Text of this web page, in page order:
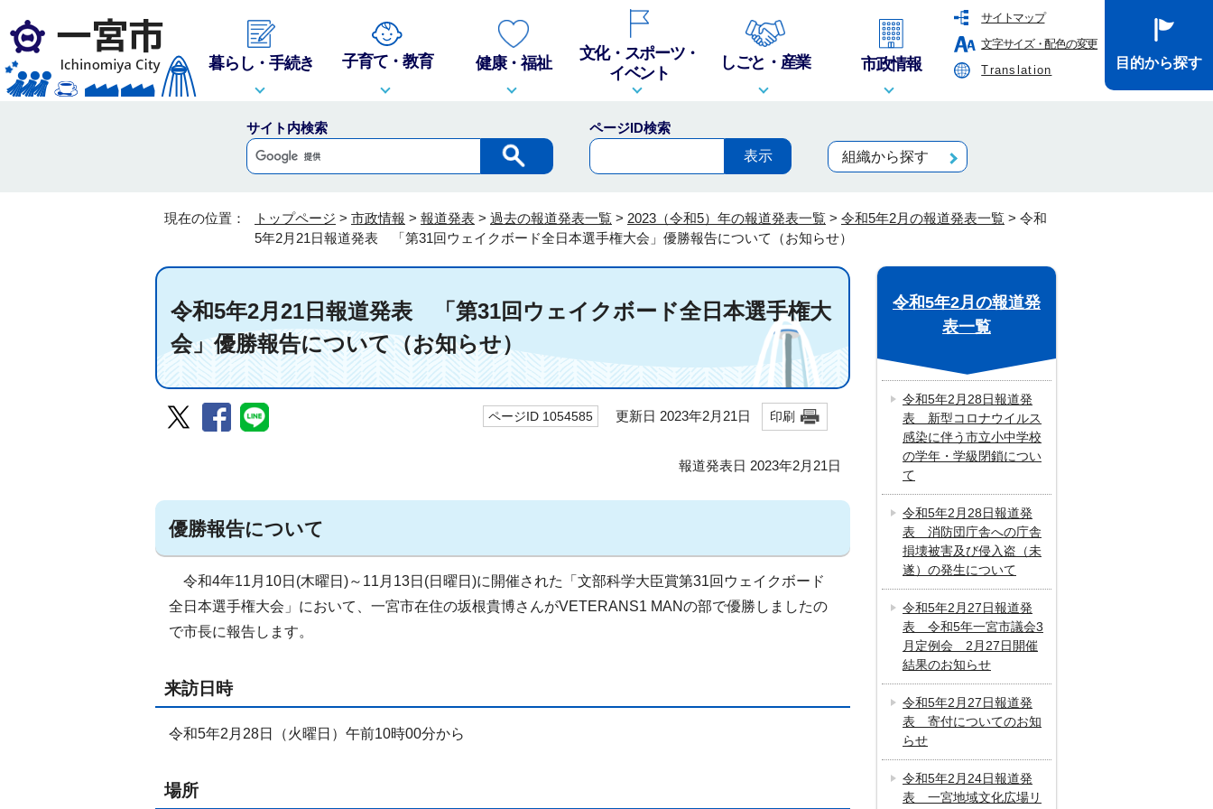
サイトマップ
文字サイズ・配色の変更
Translation
暮らし・手続き 子育て・教育 健康・福祉
文化・スポーツ・
イベント
しごと・産業 市政情報 目的から探す
サイト内検索
ページID検索
組織から探す
現在の位置： トップページ > 市政情報 > 報道発表 > 過去の報道発表一覧 > 2023（令和5）年の報道発表一覧 > 令和5年2月の報道発表一覧 > 令和
5年2月21日報道発表 「第31回ウェイクボード全日本選手権大会」優勝報告について（お知らせ）
令和5年2月21日報道発表 「第31回ウェイクボード全日本選手権大
会」優勝報告について（お知らせ）
ページID 1054585 更新日 2023年2月21日 印刷
報道発表日 2023年2月21日
優勝報告について
令和4年11月10日(木曜日)～11月13日(日曜日)に開催された「文部科学大臣賞第31回ウェイクボード
全日本選手権大会」において、一宮市在住の坂根貴博さんがVETERANS1 MANの部で優勝しましたの
で市長に報告します。
来訪日時
令和5年2月28日（火曜日）午前10時00分から
場所
令和5年2月の報道発
表一覧
令和5年2月28日報道発
表 新型コロナウイルス
感染に伴う市立小中学校
の学年・学級閉鎖につい
て
令和5年2月28日報道発
表 消防団庁舎への庁舎
損壊被害及び侵入盗（未
遂）の発生について
令和5年2月27日報道発
表 令和5年一宮市議会3
月定例会 2月27日開催
結果のお知らせ
令和5年2月27日報道発
表 寄付についてのお知
らせ
令和5年2月24日報道発
表 一宮地域文化広場リ